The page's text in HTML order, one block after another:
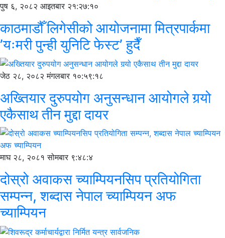
पुष ६, २०८२ आइतबार २१:२७:१०
काठमाडौँ लिगेसीको आयोजनामा मित्रपार्कमा
’यःमरी पुन्ही युनिटि फेस्ट’ हुदैँ
जेठ २८, २०८२ मंगलबार १०:५९:१८
अख्तियार दुरुपयोग अनुसन्धान आयोगले गर्‍यो
एकैसाथ तीन मुद्दा दायर
माघ २८, २०८१ सोमबार ९:४८:४
दोस्रो अवाकस च्याम्पियनसिप प्रतियोगिता
सम्पन्न, शब्दास नेपाल च्याम्पियन अफ
च्याम्पियन